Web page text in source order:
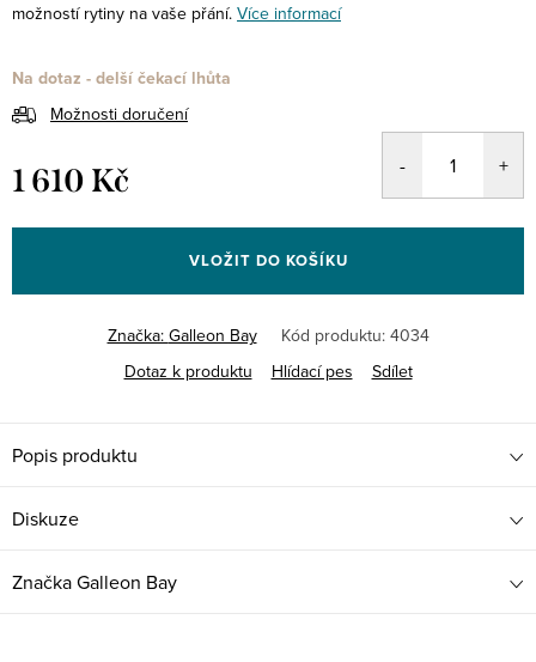
možností rytiny na vaše přání. Více informací
Na dotaz - delší čekací lhůta
Možnosti doručení
1 610 Kč
cena:
VLOŽIT DO KOŠÍKU
Značka: Galleon Bay Kód produktu: 4034
Dotaz k produktu
Hlídací pes Sdílet
Popis produktu
Diskuze
ZnačkaGalleon Bay